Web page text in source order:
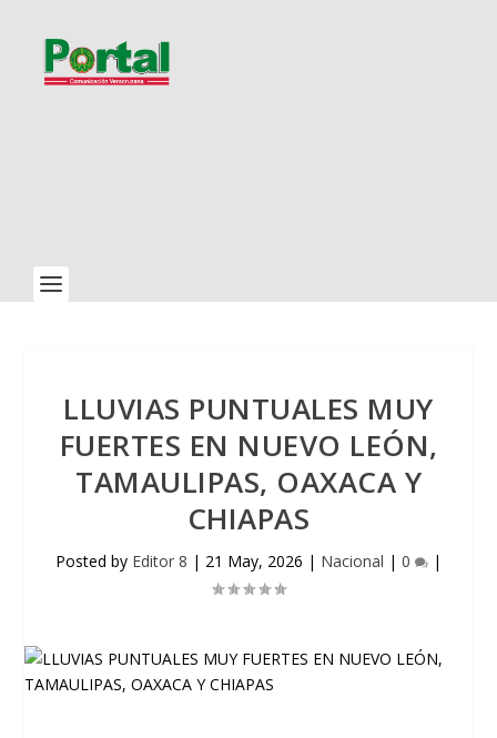
LLUVIAS PUNTUALES MUY
FUERTES EN NUEVO LEÓN,
TAMAULIPAS, OAXACA Y
CHIAPAS
Posted by Editor 8 | 21 May, 2026 | Nacional | 0 |